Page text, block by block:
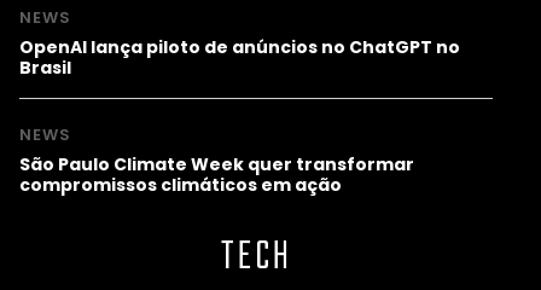
NEWS
OpenAI lança piloto de anúncios no ChatGPT no
Brasil
NEWS
São Paulo Climate Week quer transformar
compromissos climáticos em ação
TECH